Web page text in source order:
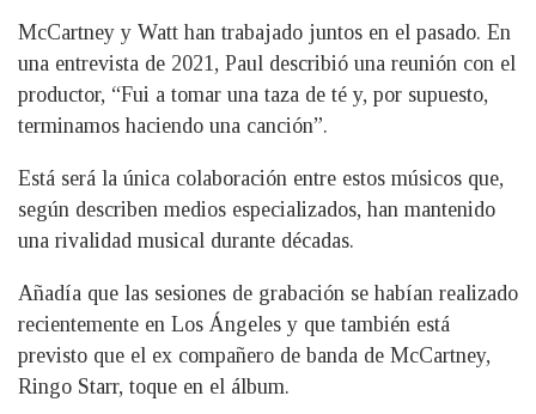
McCartney y Watt han trabajado juntos en el pasado. En
una entrevista de 2021, Paul describió una reunión con el
productor, “Fui a tomar una taza de té y, por supuesto,
terminamos haciendo una canción”.
Está será la única colaboración entre estos músicos que,
según describen medios especializados, han mantenido
una rivalidad musical durante décadas.
Añadía que las sesiones de grabación se habían realizado
recientemente en Los Ángeles y que también está
previsto que el ex compañero de banda de McCartney,
Ringo Starr, toque en el álbum.